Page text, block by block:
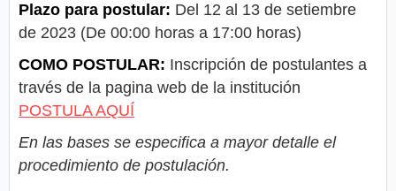
Plazo para postular: Del 12 al 13 de setiembre
de 2023 (De 00:00 horas a 17:00 horas)
COMO POSTULAR: Inscripción de postulantes a
través de la pagina web de la institución
POSTULA AQUÍ
En las bases se especifica a mayor detalle el
procedimiento de postulación.